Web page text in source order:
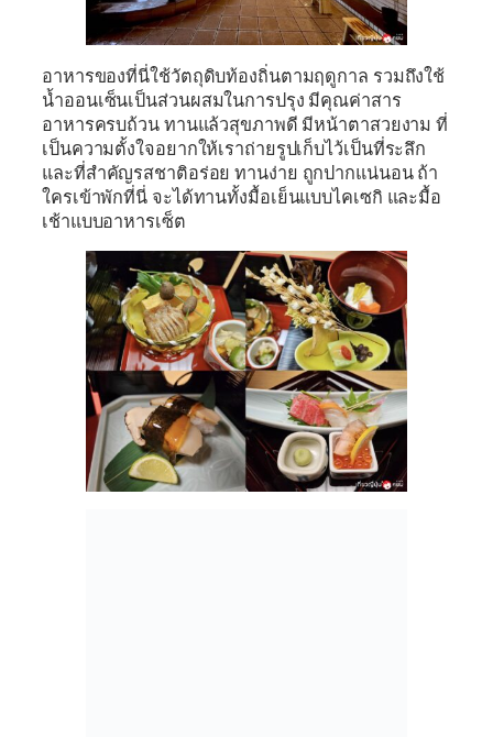
อาหารของที่นี่ใช้วัตถุดิบท้องถิ่นตามฤดูกาล รวมถึงใช้
น้ำออนเซ็นเป็นส่วนผสมในการปรุง มีคุณค่าสาร
อาหารครบถ้วน ทานแล้วสุขภาพดี มีหน้าตาสวยงาม ที่
เป็นความตั้งใจอยากให้เราถ่ายรูปเก็บไว้เป็นที่ระลึก
และที่สำคัญรสชาติอร่อย ทานง่าย ถูกปากแน่นอน ถ้า
ใครเข้าพักที่นี่ จะได้ทานทั้งมื้อเย็นแบบไคเซกิ และมื้อ
เช้าแบบอาหารเซ็ต